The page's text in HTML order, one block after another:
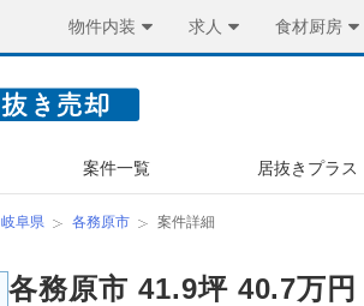
物件内装 求人 食材厨房
案件一覧 居抜きプラス
岐阜県 各務原市 案件詳細
各務原市 41.9坪 40.7万